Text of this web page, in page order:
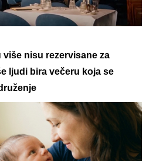
više nisu rezervisane za
ljudi bira večeru koja se